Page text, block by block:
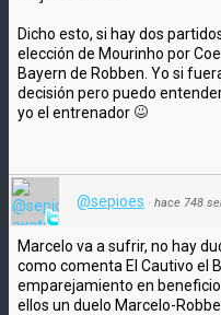
Dicho esto, si hay dos
elección de Mourinho por
Bayern de Robben. Yo si
decisión pero puedo
yo el entrenador
@sepioes · hace 748
Marcelo va a sufrir, no hay
como comenta El Cautivo el
emparejamiento en
ellos un duelo Marcelo-